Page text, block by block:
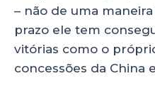
– não de uma
prazo ele tem
vitórias como o
concessões da China